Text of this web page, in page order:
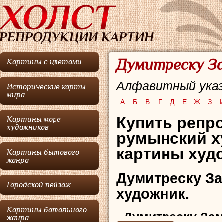
Картины с цветами
Исторические карты
мира
Картины море
художников
Картины бытового
жанра
Городской пейзаж
Картины батального
жанра
Думитреску
Алфавитный
А Б В Г Д Е Ж З
Купить
румынский
картины
Думитреску
художник.
Думитреску